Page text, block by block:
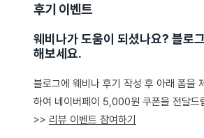
후기 이벤트
웨비나가 도움이 되셨나요? 블로
해보세요.
블로그에 웨비나 후기 작성 후 아래 폼을
하여 네이버페이 5,000원 쿠폰을 전달드
>> 리뷰 이벤트 참여하기